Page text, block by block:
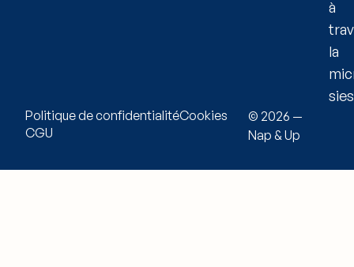
à
la
© 2026 —
Nap & Up
Politique de confidentialitéCookies
CGU